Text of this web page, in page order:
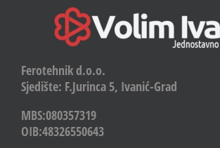
Ferotehnik d.o.o.
Sjedište: F.Jurinca 5, Ivanić-Grad
MBS:080357319
OIB:48326550643